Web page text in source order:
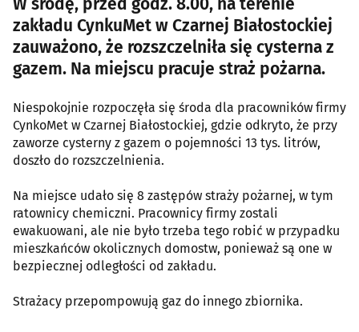
zakładu CynkuMet w Czarnej Białostockiej
zauważono, że rozszczelniła się cysterna z
gazem. Na miejscu pracuje straż pożarna.
Niespokojnie rozpoczęła się środa dla pracowników firmy
CynkoMet w Czarnej Białostockiej, gdzie odkryto, że przy
zaworze cysterny z gazem o pojemności 13 tys. litrów,
doszło do rozszczelnienia.
Na miejsce udało się 8 zastępów straży pożarnej, w tym
ratownicy chemiczni. Pracownicy firmy zostali
ewakuowani, ale nie było trzeba tego robić w przypadku
mieszkańców okolicznych domostw, ponieważ są one w
bezpiecznej odległości od zakładu.
Strażacy przepompowują gaz do innego zbiornika.